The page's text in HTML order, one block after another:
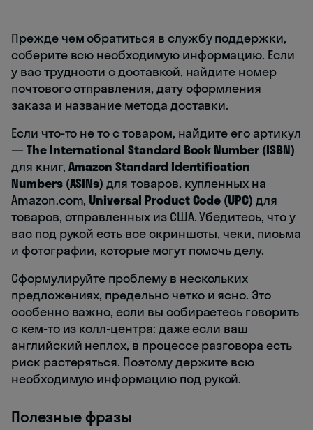
Прежде чем обратиться в службу поддержки,
соберите всю необходимую информацию. Если
у вас трудности с доставкой, найдите номер
почтового отправления, дату оформления
заказа и название метода доставки.
Если что-то не то с товаром, найдите его артикул
— The International Standard Book Number (ISBN)
для книг, Amazon Standard Identification
Numbers (ASINs)для товаров, купленных на
Amazon.com,Universal Product Code (UPC) для
товаров, отправленных из США. Убедитесь, что у
вас под рукой есть все скриншоты, чеки, письма
и фотографии, которые могут помочь делу.
Сформулируйте проблему в нескольких
предложениях, предельно четко и ясно. Это
особенно важно, если вы собираетесь говорить
с кем-то из колл-центра: даже если ваш
английский неплох, в процессе разговора есть
риск растеряться. Поэтому держите всю
необходимую информацию под рукой.
Полезные фразы